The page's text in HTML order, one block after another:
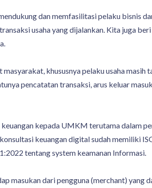
dan memfasilitasi pelaku bisnis
usaha yang dijalankan. Kita juga
khususnya pelaku usaha
pencatatan transaksi, arus keluar
kepada UMKM terutama dalam
keuangan digital sudah memiliki
tentang system keamanan Informasi.
masukan dari pengguna (merchant) yang